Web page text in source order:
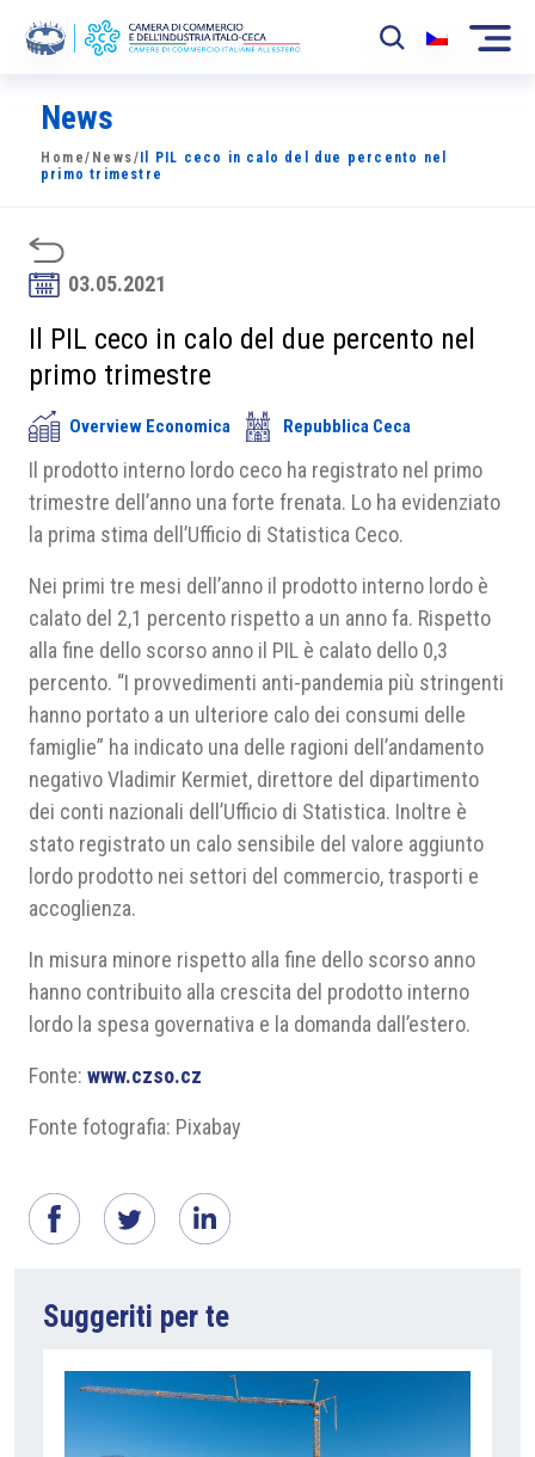
La Camera
News
Sviluppo Mercato
Soci
Partner
Progetti
Area riservata
News
Home/ News/ Il PIL ceco in calo del due percento nel
primo trimestre
03.05.2021
Il PIL ceco in calo del due percento nel
primo trimestre
Overview Economica Repubblica Ceca
Il prodotto interno lordo ceco ha registrato nel primo
trimestre dell’anno una forte frenata. Lo ha evidenziato
la prima stima dell’Ufficio di Statistica Ceco.
Nei primi tre mesi dell’anno il prodotto interno lordo è
calato del 2,1 percento rispetto a un anno fa. Rispetto
alla fine dello scorso anno il PIL è calato dello 0,3
percento. “I provvedimenti anti-pandemia più stringenti
hanno portato a un ulteriore calo dei consumi delle
famiglie” ha indicato una delle ragioni dell’andamento
negativo Vladimir Kermiet, direttore del dipartimento
dei conti nazionali dell’Ufficio di Statistica. Inoltre è
stato registrato un calo sensibile del valore aggiunto
lordo prodotto nei settori del commercio, trasporti e
accoglienza.
In misura minore rispetto alla fine dello scorso anno
hanno contribuito alla crescita del prodotto interno
lordo la spesa governativa e la domanda dall’estero.
Fonte: www.czso.cz
Fonte fotografia: Pixabay
Suggeriti per te